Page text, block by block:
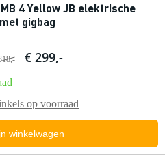
4 Yellow JB elektrische
gigbag
€ 299,-
op voorraad
winkelwagen